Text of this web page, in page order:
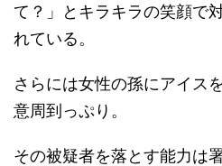
て？」とキラキラの笑顔で
れている。
さらには女性の孫にアイス
意周到っぷり。
その被疑者を落とす能力は